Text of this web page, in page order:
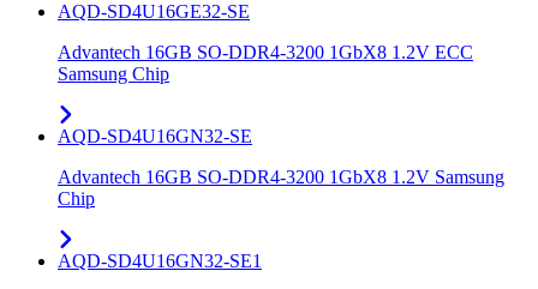
AQD-SD4U16GE32-SE
Advantech 16GB SO-DDR4-3200 1GbX8 1.2V ECC
Samsung Chip
AQD-SD4U16GN32-SE
Advantech 16GB SO-DDR4-3200 1GbX8 1.2V Samsung
Chip
AQD-SD4U16GN32-SE1